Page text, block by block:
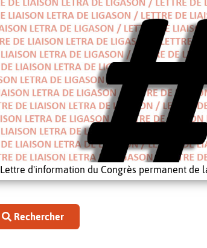
Lettre d'information du Congrès permanent de
Rechercher